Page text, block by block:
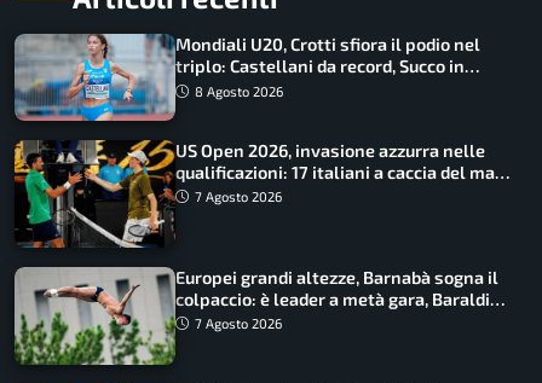
Mondiali U20, Crotti sfiora il podio nel
triplo: Castellani da record, Succo in
finale
8 Agosto 2026
US Open 2026, invasione azzurra nelle
qualificazioni: 17 italiani a caccia del main
draw7 Agosto 2026
Europei grandi altezze, Barnabà sogna il
colpaccio: è leader a metà gara, Baraldi
ancora in corsa
7 Agosto 2026